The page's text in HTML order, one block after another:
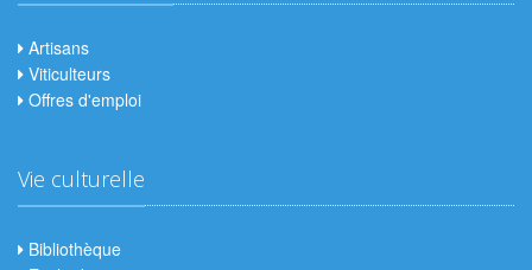
Artisans
Viticulteurs
Offres d'emploi
Vie culturelle
Bibliothèque